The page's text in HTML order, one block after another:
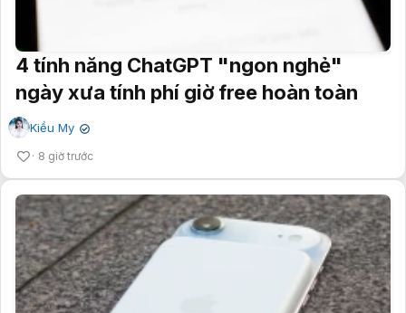
4 tính năng ChatGPT "ngon nghẻ"
ngày xưa tính phí giờ free hoàn toàn
Kiều My ✔
8 giờ trước